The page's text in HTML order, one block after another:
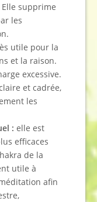
supprime
les
utile pour la
et la raison.
excessive.
et cadrée,
les
: elle est
efficaces
de la
utile à
afin